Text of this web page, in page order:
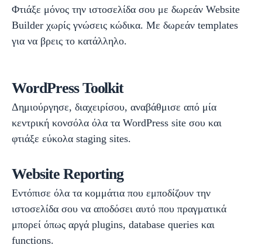
Φτιάξε μόνος την ιστοσελίδα σου με δωρεάν Website
Builder χωρίς γνώσεις κώδικα. Με δωρεάν templates
για να βρεις το κατάλληλο.
WordPress Toolkit
Δημιούργησε, διαχειρίσου, αναβάθμισε από μία
κεντρική κονσόλα όλα τα WordPress site σου και
φτιάξε εύκολα staging sites.
Website Reporting
Εντόπισε όλα τα κομμάτια που εμποδίζουν την
ιστοσελίδα σου να αποδόσει αυτό που πραγματικά
μπορεί όπως αργά plugins, database queries και
functions.